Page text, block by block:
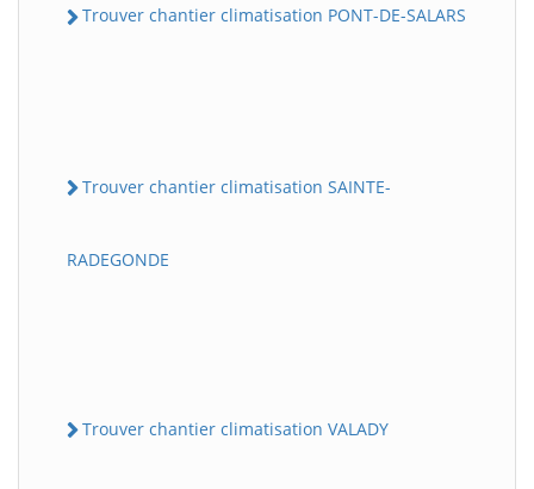
Trouver chantier climatisation PONT-DE-SALARS
Trouver chantier climatisation SAINTE-
RADEGONDE
Trouver chantier climatisation VALADY